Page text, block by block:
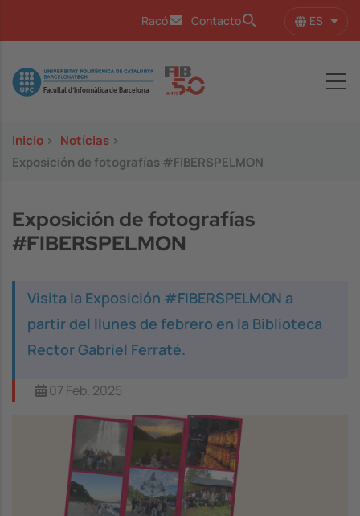
Racó Contacto ES
Image
Inicio > Notícias >
Exposición de fotografías #FIBERSPELMON
Exposición de fotografías
#FIBERSPELMON
Visita la Exposición #FIBERSPELMON a
partir del llunes de febrero en la Biblioteca
Rector Gabriel Ferraté.
07 Feb, 2025